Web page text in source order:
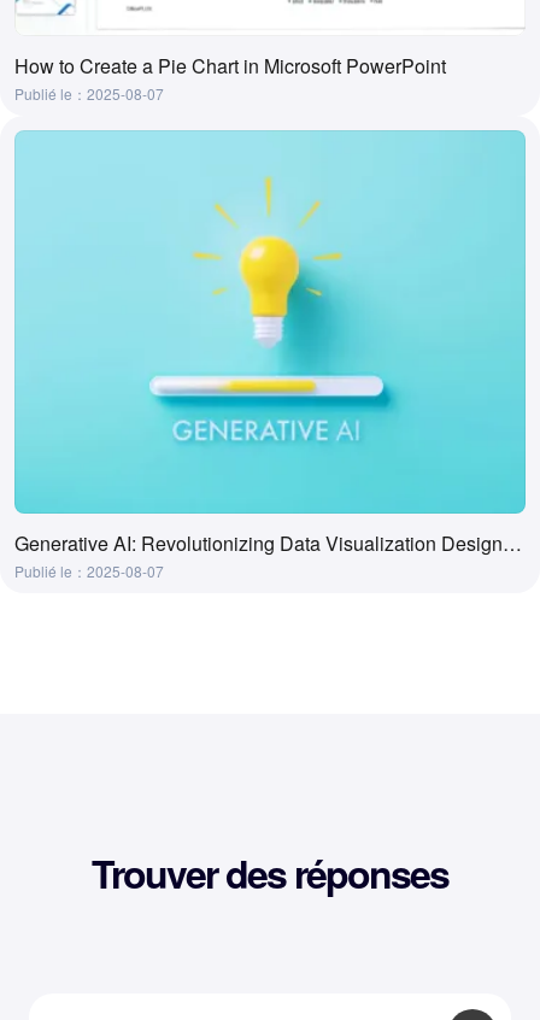
How to Create a Pie Chart in Microsoft PowerPoint
Publié le：2025-08-07
Generative AI: Revolutionizing Data Visualization Design Processes
Publié le：2025-08-07
Trouver des réponses